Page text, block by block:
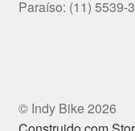
Paraíso: (11) 5539-
© Indy Bike 2026